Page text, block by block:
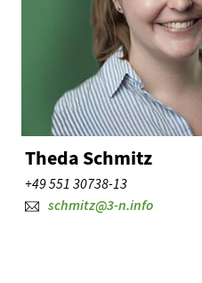
Theda Schmitz
+49 551 30738-13
schmitz@3-n.info